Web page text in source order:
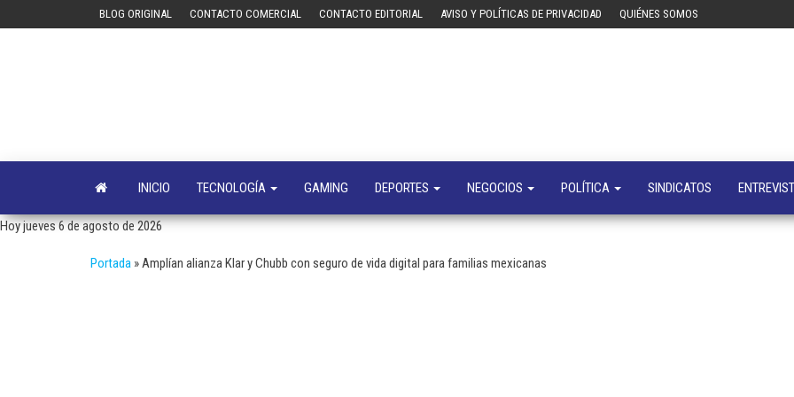
BLOG ORIGINAL CONTACTO COMERCIAL CONTACTO EDITORIAL AVISO Y POLÍTICAS DE PRIVACIDAD QUIÉNES SOMOS
negocios
INICIO TECNOLOGÍA GAMING DEPORTES NEGOCIOS POLÍTICA SINDICATOS
Hoy jueves 6 de agosto de 2026
Portada »Amplían alianza Klar y Chubb con seguro de vida digital para familias mexicanas